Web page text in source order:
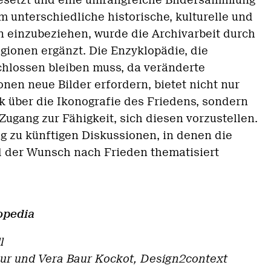
unterschiedliche historische, kulturelle und
einzubeziehen, wurde die Archivarbeit durch
ergänzt. Die Enzyklopädie, die
bleiben muss, da veränderte
neue Bilder erfordern, bietet nicht nur
über die Ikonografie des Friedens, sondern
zur Fähigkeit, sich diesen vorzustellen.
zu künftigen Diskussionen, in denen die
der Wunsch nach Frieden thematisiert
und Vera Baur Kockot, Design2context